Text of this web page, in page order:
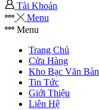
Tài Khoản
Menu
Menu
Trang Chủ
Cửa Hàng
Kho Bạc Văn Bàn
Tin Tức
Giới Thiệu
Liên Hệ